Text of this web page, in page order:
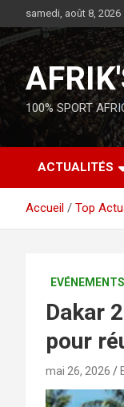
samedi, août 8, 2026
100% SPORT
ACTUALITÉS
Accueil Top
EVÉNEMENTS
Dakar
pour
mai 26, 2026